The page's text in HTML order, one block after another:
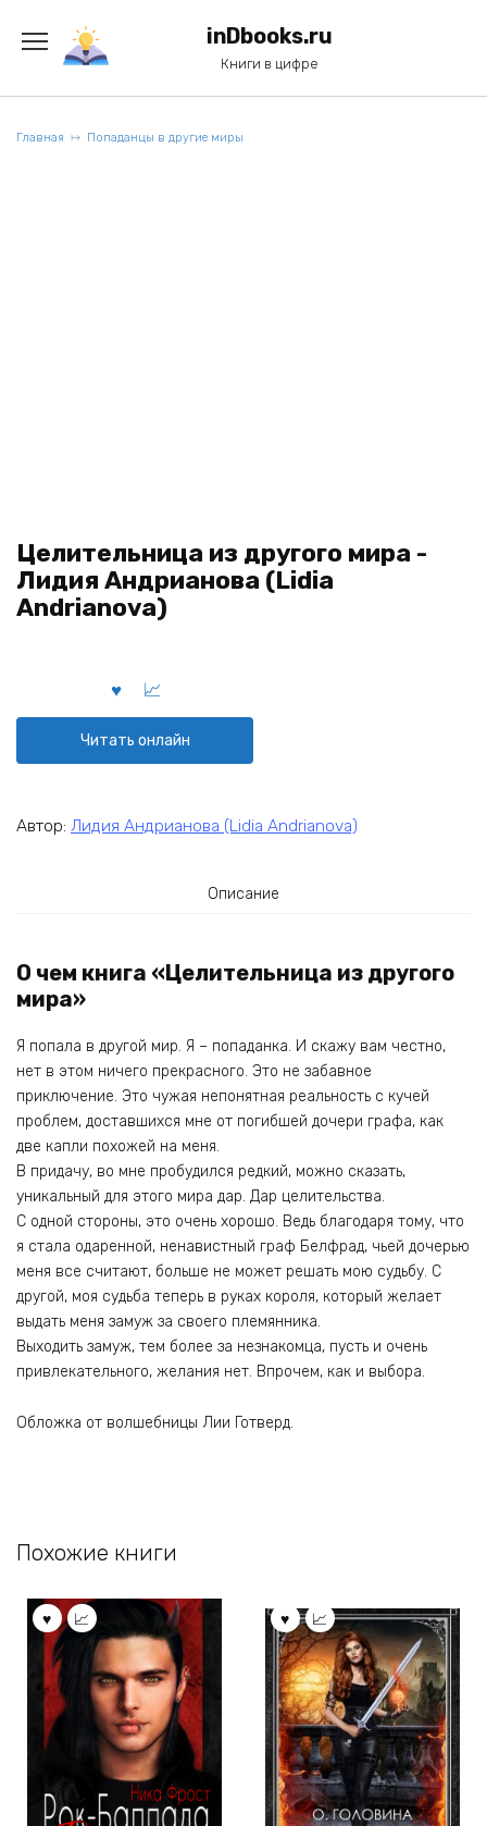
содержанию
inDbooks.ru
Книги в цифре
Главная Попаданцы в другие миры
Целительница из другого мира -
Лидия Андрианова (Lidia
Andrianova)
Читать онлайн
Автор: Лидия Андрианова (Lidia Andrianova)
Описание
О чем книга «Целительница из другого
мира»
Я попала в другой мир. Я – попаданка. И скажу вам честно,
нет в этом ничего прекрасного. Это не забавное
приключение. Это чужая непонятная реальность с кучей
проблем, доставшихся мне от погибшей дочери графа, как
две капли похожей на меня.
В придачу, во мне пробудился редкий, можно сказать,
уникальный для этого мира дар. Дар целительства.
С одной стороны, это очень хорошо. Ведь благодаря тому, что
я стала одаренной, ненавистный граф Белфрад, чьей дочерью
меня все считают, больше не может решать мою судьбу. С
другой, моя судьба теперь в руках короля, который желает
выдать меня замуж за своего племянника.
Выходить замуж, тем более за незнакомца, пусть и очень
привлекательного, желания нет. Впрочем, как и выбора.
Обложка от волшебницы Лии Готверд.
Похожие книги